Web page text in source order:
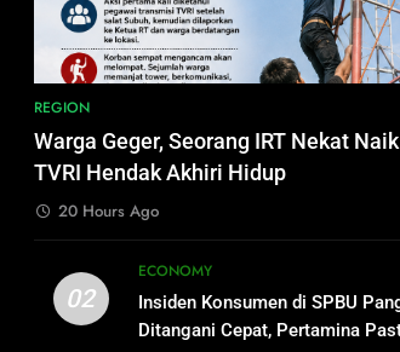
REGION
Warga Geger, Seorang IRT Nekat
TVRI Hendak Akhiri Hidup
20 Hours Ago
02
ECONOMY
Insiden Konsumen di SPBU
Ditangani Cepat, Pertamina